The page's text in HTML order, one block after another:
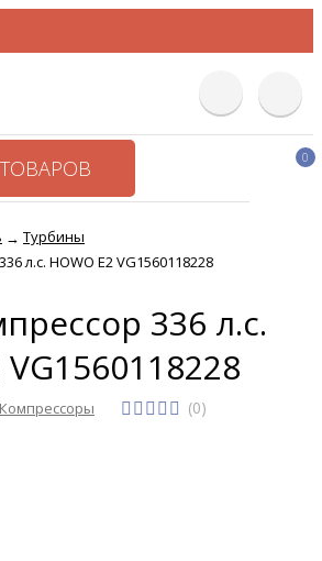
0
→ Турбины
л.с. HOWO E2 VG1560118228
336 л.с.
VG1560118228
Компрессоры (0)